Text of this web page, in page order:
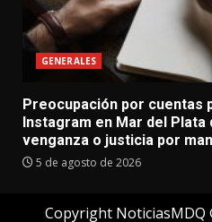
GENERALES
Preocupación por cuentas
Instagram en Mar del
venganza o justicia por
5 de agosto de 2026
Copyright